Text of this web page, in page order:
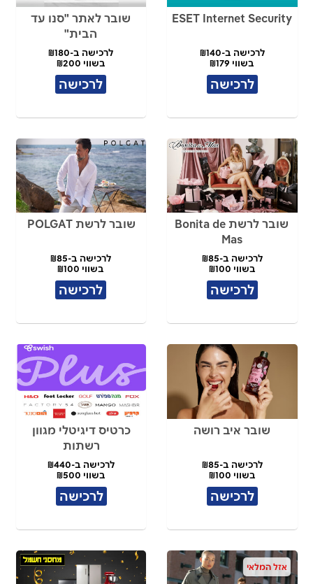
ESET Internet Security
לרכישה ב-₪140
בשווי ₪179
לרכישה
שובר לאתר "סנו עד
הבית"
לרכישה ב-₪180
בשווי ₪200
לרכישה
שובר לרשת Bonita de
Mas
לרכישה ב-₪85
בשווי ₪100
לרכישה
שובר לרשת POLGAT
לרכישה ב-₪85
בשווי ₪100
לרכישה
שובר איב רושה
לרכישה ב-₪85
בשווי ₪100
לרכישה
כרטיס דיגיטלי מגוון
רשתות
לרכישה ב-₪440
בשווי ₪500
לרכישה
אזל המלאי